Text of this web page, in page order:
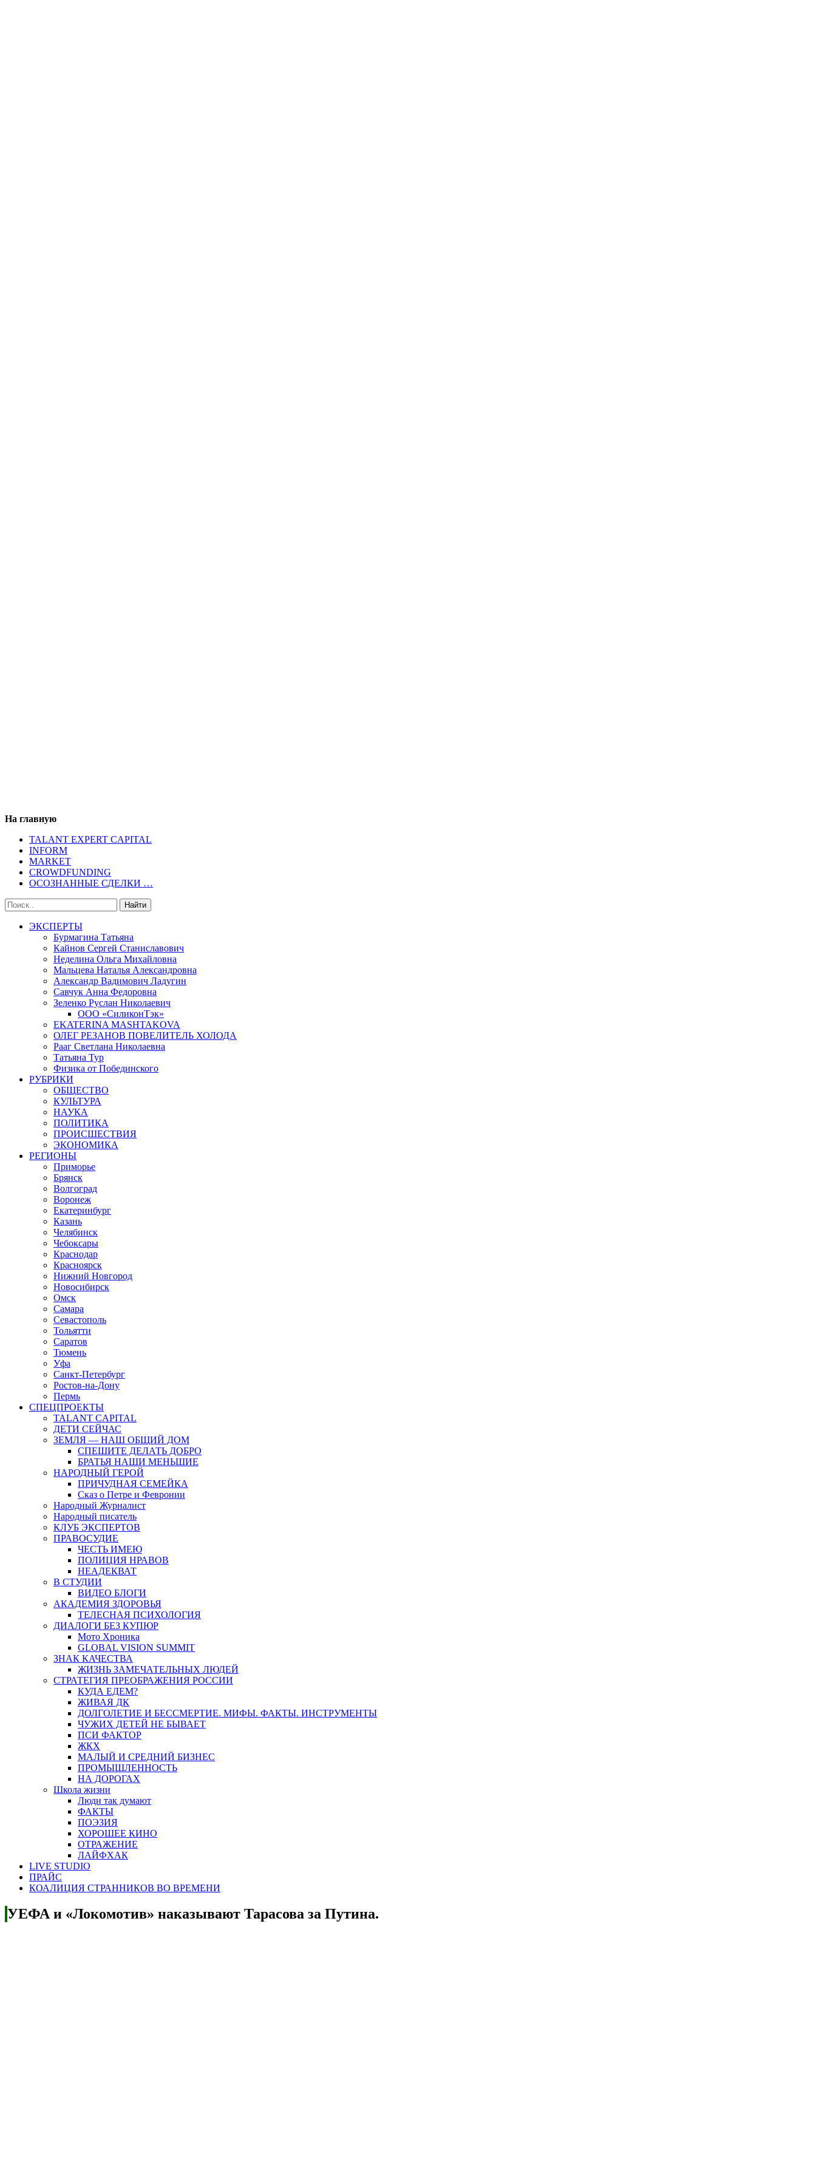
На главную
TALANT EXPERT CAPITAL
INFORM
MARKET
CROWDFUNDING
ОСОЗНАННЫЕ СДЕЛКИ …
ЭКСПЕРТЫ
Бурмагина Татьяна
Кайнов Сергей Станиславович
Неделина Ольга Михайловна
Мальцева Наталья Александровна
Александр Вадимович Ладугин
Савчук Анна Федоровна
Зеленко Руслан Николаевич
ООО «СиликонТэк»
EKATERINA MASHTAKOVA
ОЛЕГ РЕЗАНОВ ПОВЕЛИТЕЛЬ ХОЛОДА
Рааг Светлана Николаевна
Татьяна Тур
Физика от Побединского
РУБРИКИ
ОБЩЕСТВО
КУЛЬТУРА
НАУКА
ПОЛИТИКА
ПРОИСШЕСТВИЯ
ЭКОНОМИКА
РЕГИОНЫ
Приморье
Брянск
Волгоград
Воронеж
Екатеринбург
Казань
Челябинск
Чебоксары
Краснодар
Красноярск
Нижний Новгород
Новосибирск
Омск
Самара
Севастополь
Тольятти
Саратов
Тюмень
Уфа
Санкт-Петербург
Ростов-на-Дону
Пермь
СПЕЦПРОЕКТЫ
TALANT CAPITAL
ДЕТИ СЕЙЧАС
ЗЕМЛЯ — НАШ ОБЩИЙ ДОМ
СПЕШИТЕ ДЕЛАТЬ ДОБРО
БРАТЬЯ НАШИ МЕНЬШИЕ
НАРОДНЫЙ ГЕРОЙ
ПРИЧУДНАЯ СЕМЕЙКА
Сказ о Петре и Февронии
Народный Журналист
Народный писатель
КЛУБ ЭКСПЕРТОВ
ПРАВОСУДИЕ
ЧЕСТЬ ИМЕЮ
ПОЛИЦИЯ НРАВОВ
НЕАДЕКВАТ
В СТУДИИ
ВИДЕО БЛОГИ
АКАДЕМИЯ ЗДОРОВЬЯ
ТЕЛЕСНАЯ ПСИХОЛОГИЯ
ДИАЛОГИ БЕЗ КУПЮР
Мото Хроника
GLOBAL VISION SUMMIT
ЗНАК КАЧЕСТВА
ЖИЗНЬ ЗАМЕЧАТЕЛЬНЫХ ЛЮДЕЙ
СТРАТЕГИЯ ПРЕОБРАЖЕНИЯ РОССИИ
КУДА ЕДЕМ?
ЖИВАЯ ДК
ДОЛГОЛЕТИЕ И БЕССМЕРТИЕ. МИФЫ. ФАКТЫ. ИНСТРУМЕНТЫ
ЧУЖИХ ДЕТЕЙ НЕ БЫВАЕТ
ПСИ ФАКТОР
ЖКХ
МАЛЫЙ И СРЕДНИЙ БИЗНЕС
ПРОМЫШЛЕННОСТЬ
НА ДОРОГАХ
Школа жизни
Люди так думают
ФАКТЫ
ПОЭЗИЯ
ХОРОШЕЕ КИНО
ОТРАЖЕНИЕ
ЛАЙФХАК
LIVE STUDIO
ПРАЙС
КОАЛИЦИЯ СТРАННИКОВ ВО ВРЕМЕНИ
УЕФА и «Локомотив» наказывают Тарасова за Путина.